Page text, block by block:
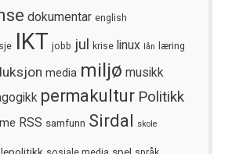
dokumentar english
IKT jobb jul krise linux lån læring
media miljø musikk
permakultur Politikk
RSS samfunn Sirdal skole
spel